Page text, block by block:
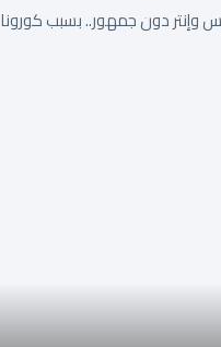
دون جمهور.. بسبب كورونا